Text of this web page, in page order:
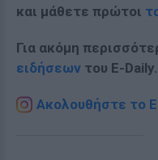
και μάθετε πρώτοι
Για ακόμη
ειδήσεων του E-
Ακολουθήστε το